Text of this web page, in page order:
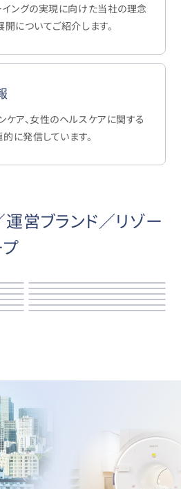
イングの実現に向けた当社の理念
についてご紹介します。
ケア、女性のヘルスケアに関する
に発信しています。
営ブランド／リゾー